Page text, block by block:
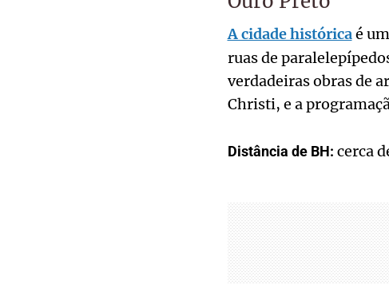
A cidade históricaé
ruas de
verdadeiras obras de
Christi, e a
Distância de BH: cerca